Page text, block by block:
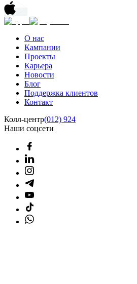
О нас
Кампании
Проекты
Карьера
Новости
Блог
Поддержка клиентов
Контакт
Колл-центр(012) 924
Наши соцсети